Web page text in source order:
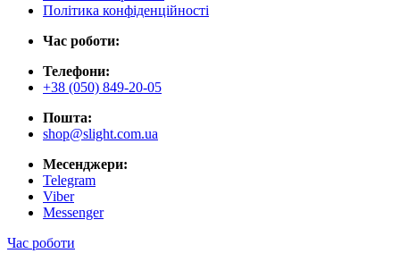
Політика конфіденційності
Час роботи:
Телефони:
+38 (050) 849-20-05
Пошта:
shop@slight.com.ua
Месенджери:
Telegram
Viber
Messenger
Час роботи